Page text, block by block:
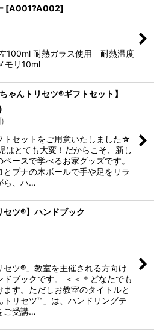
[A001?A002]
100ml 耐熱ガラス使用 耐熱温度
モリ10ml
ゃんトリセツ®ギフトセット】
)
トセットをご用意いたしました☆
はとても大変！だからこそ、新し
ースで学べるお家グッズです。
とブナの木ボールで手や足をリラ
ら、ハ…
セツ®】ハンドブック
セツ®」教室を主催される方向け
ドブックです。 ＜＜＊どなたでも
ます。ただしお教室のタイトルと
トリセツ™」は、ハンドリングテ
ご受講…